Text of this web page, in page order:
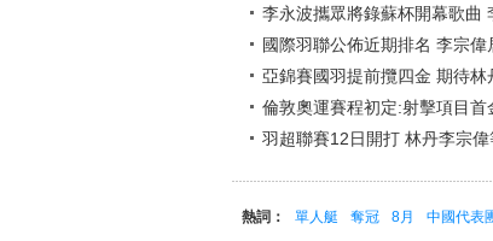
李永波攜眾將錄蘇杯開幕歌曲
國際羽聯公佈近期排名 李宗
亞錦賽國羽提前攬四金 期待林
倫敦奧運賽程初定:射擊項目首
羽超聯賽12日開打 林丹李宗
熱詞： 單人艇 奪冠 8月 中國代表